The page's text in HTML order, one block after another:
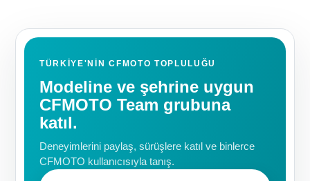
TÜRKIYE'NIN CFMOTO TOPLULUĞU
Modeline ve şehrine uygun
CFMOTO Team grubuna
katıl.
Deneyimlerini paylaş, sürüşlere katıl ve binlerce
CFMOTO kullanıcısıyla tanış.